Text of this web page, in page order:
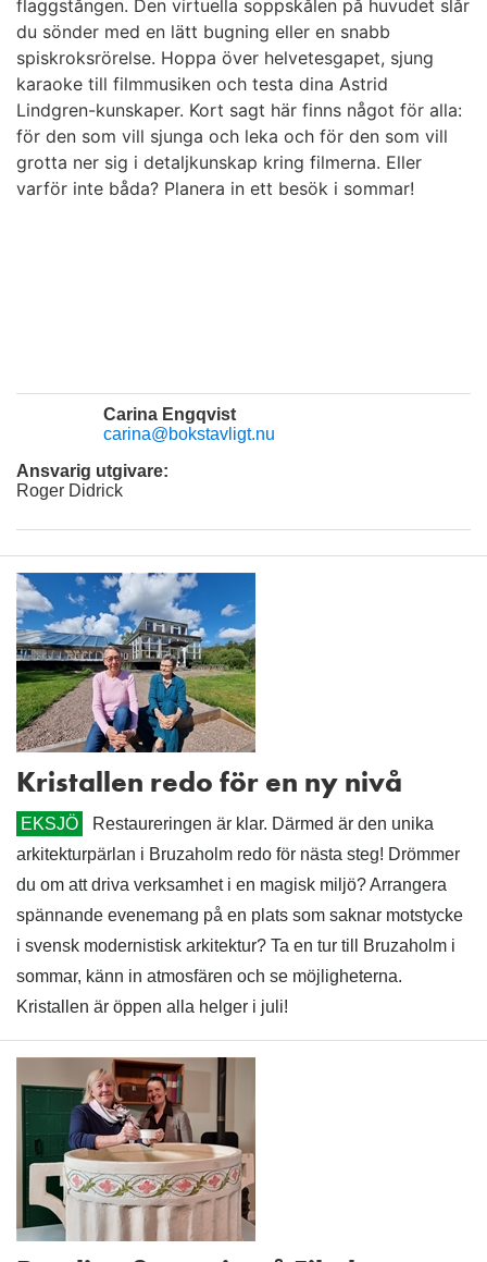
flaggstången. Den virtuella soppskålen på huvudet slår
du sönder med en lätt bugning eller en snabb
spiskroksrörelse. Hoppa över helvetesgapet, sjung
karaoke till filmmusiken och testa dina Astrid
Lindgren-kunskaper. Kort sagt här finns något för alla:
för den som vill sjunga och leka och för den som vill
grotta ner sig i detaljkunskap kring filmerna. Eller
varför inte båda? Planera in ett besök i sommar!
Carina Engqvist
carina@bokstavligt.nu
Ansvarig utgivare:
Roger Didrick
Kristallen redo för en ny nivå
EKSJÖ
Restaureringen är klar. Därmed är den unika
arkitekturpärlan i Bruzaholm redo för nästa steg! Drömmer
du om att driva verksamhet i en magisk miljö? Arrangera
spännande evenemang på en plats som saknar motstycke
i svensk modernistisk arkitektur? Ta en tur till Bruzaholm i
sommar, känn in atmosfären och se möjligheterna.
Kristallen är öppen alla helger i juli!